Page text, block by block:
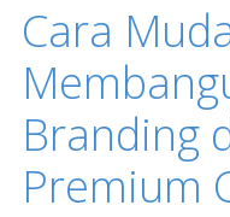
Cara
Branding
Premium